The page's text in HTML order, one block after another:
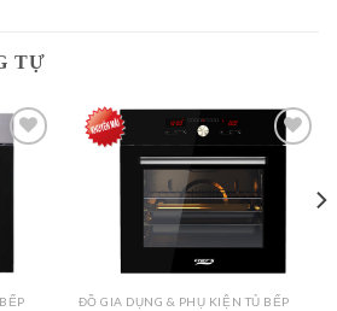
TỰ
Add to
wishlist
ĐỒ GIA DỤNG & PHỤ KIỆN TỦ BẾP